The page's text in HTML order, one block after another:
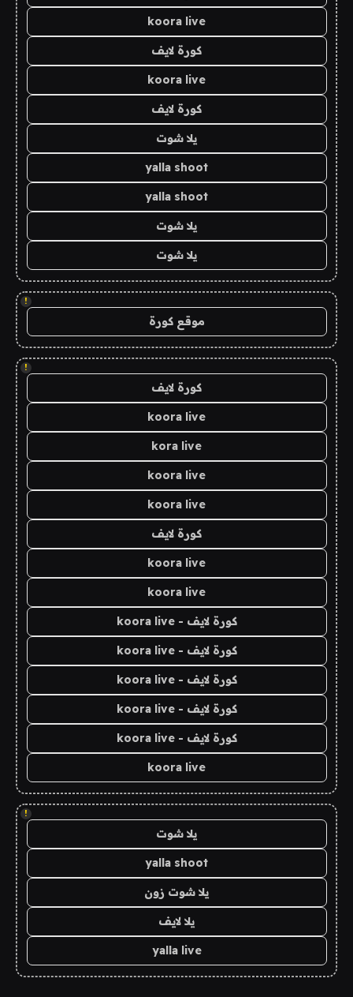
koora live
كورة لايف
koora live
كورة لايف
يلا شوت
yalla shoot
yalla shoot
يلا شوت
يلا شوت
!
موقع كورة
!
كورة لايف
koora live
kora live
koora live
koora live
كورة لايف
koora live
koora live
كورة لايف - koora live
كورة لايف - koora live
كورة لايف - koora live
كورة لايف - koora live
كورة لايف - koora live
koora live
!
يلا شوت
yalla shoot
يلا شوت زون
يلا لايف
yalla live